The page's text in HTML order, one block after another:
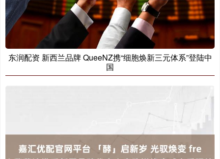
东润配资 新西兰品牌 QueeNZ携“细胞焕新三元体系”登陆中
国